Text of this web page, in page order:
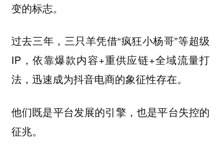
变的标志。
过去三年，三只羊凭借“疯狂小杨哥”等超级
IP，依靠爆款内容+重供应链+全域流量打
法，迅速成为抖音电商的象征性存在。
他们既是平台发展的引擎，也是平台失控的
征兆。